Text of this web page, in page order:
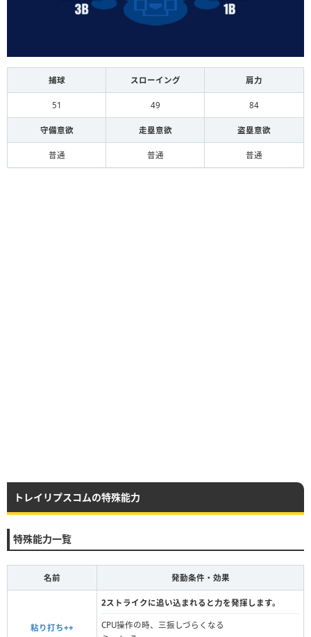
捕球 スローイング 肩力
51 49 84
守備意欲 走塁意欲 盗塁意欲
普通 普通 普通
トレイリプスコムの特殊能力
特殊能力一覧
名前 発動条件・効果
粘り打ち++
2ストライクに追い込まれると力を発揮します。
CPU操作の時、三振しづらくなる